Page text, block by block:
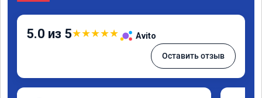
5.0 из 5★★★★★ Avito
Оставить отзыв